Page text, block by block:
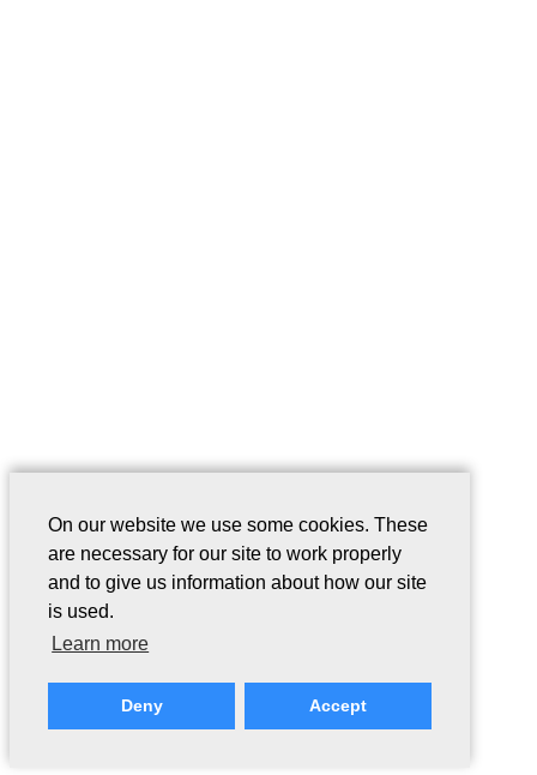
On our website we use some cookies. These
are necessary for our site to work properly
and to give us information about how our site
is used.
Learn more
Deny Accept